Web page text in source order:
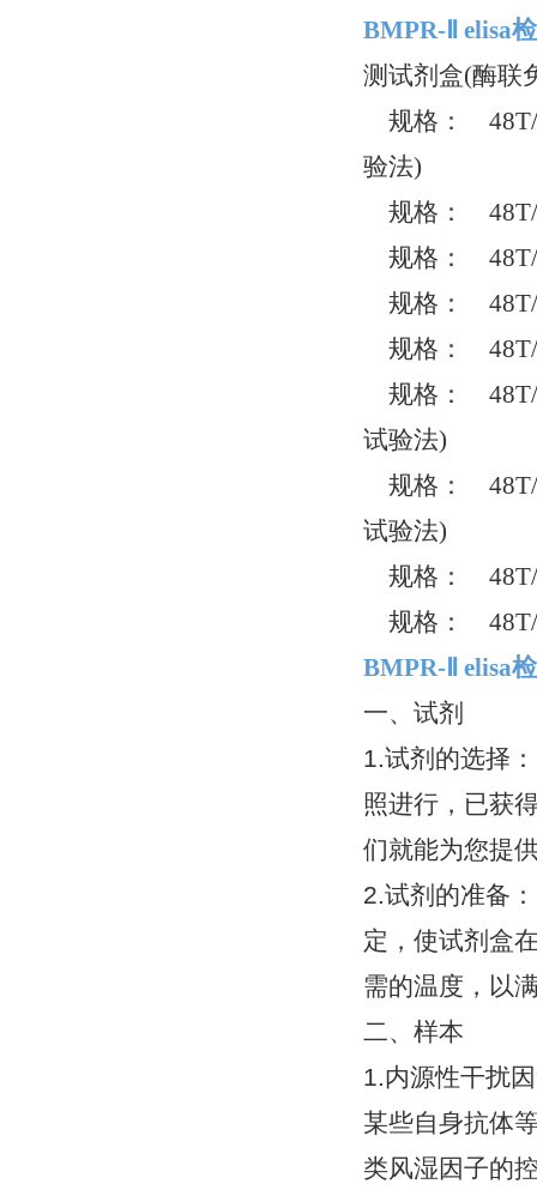
BMPR-Ⅱ elisa
测试剂盒(酶联
规格： 48T/
验法)
规格： 48T/
规格： 48T/
规格： 48T/
规格： 48T/
规格： 48T/
试验法)
规格： 48T/
试验法)
规格： 48T/
规格： 48T/
BMPR-Ⅱ elisa
一、试剂
1.试剂的选择
照进行，已获
们就能为您提
2.试剂的准备
定，使试剂盒
需的温度，以
二、样本
1.内源性干扰
某些自身抗体
类风湿因子的